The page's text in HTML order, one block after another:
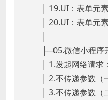
│ 19.UI：表单元
│ 20.UI：表单元
├─05.微信小程序
│ 1.发起网络请
│ 2.不传递参数
│ 3.不传递参数